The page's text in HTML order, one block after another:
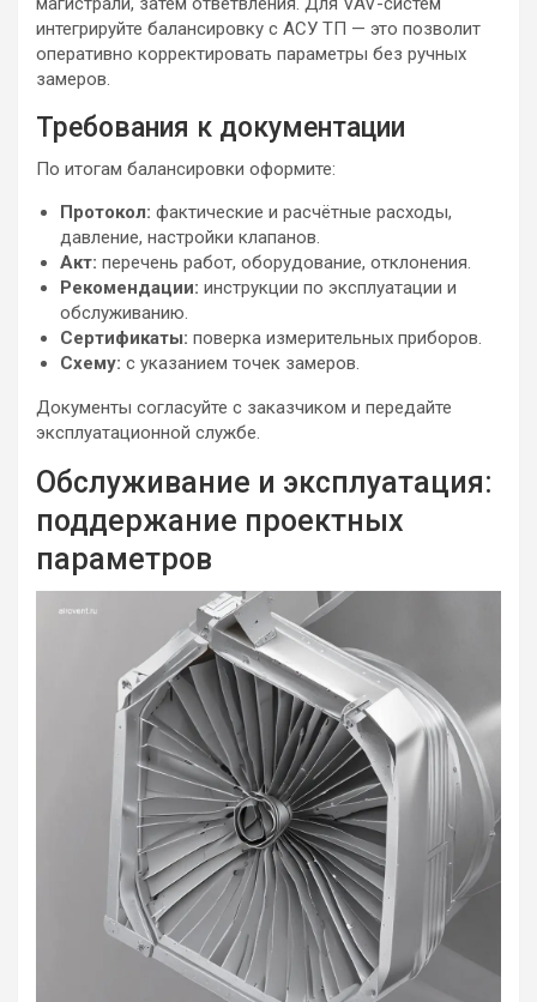
интегрируйте балансировку с АСУ ТП — это позволит
оперативно корректировать параметры без ручных
замеров.
Требования к документации
По итогам балансировки оформите:
Протокол: фактические и расчётные расходы,
давление, настройки клапанов.
Акт: перечень работ, оборудование, отклонения.
Рекомендации: инструкции по эксплуатации и
обслуживанию.
Сертификаты: поверка измерительных приборов.
Схему: с указанием точек замеров.
Документы согласуйте с заказчиком и передайте
эксплуатационной службе.
Обслуживание и эксплуатация:
поддержание проектных
параметров